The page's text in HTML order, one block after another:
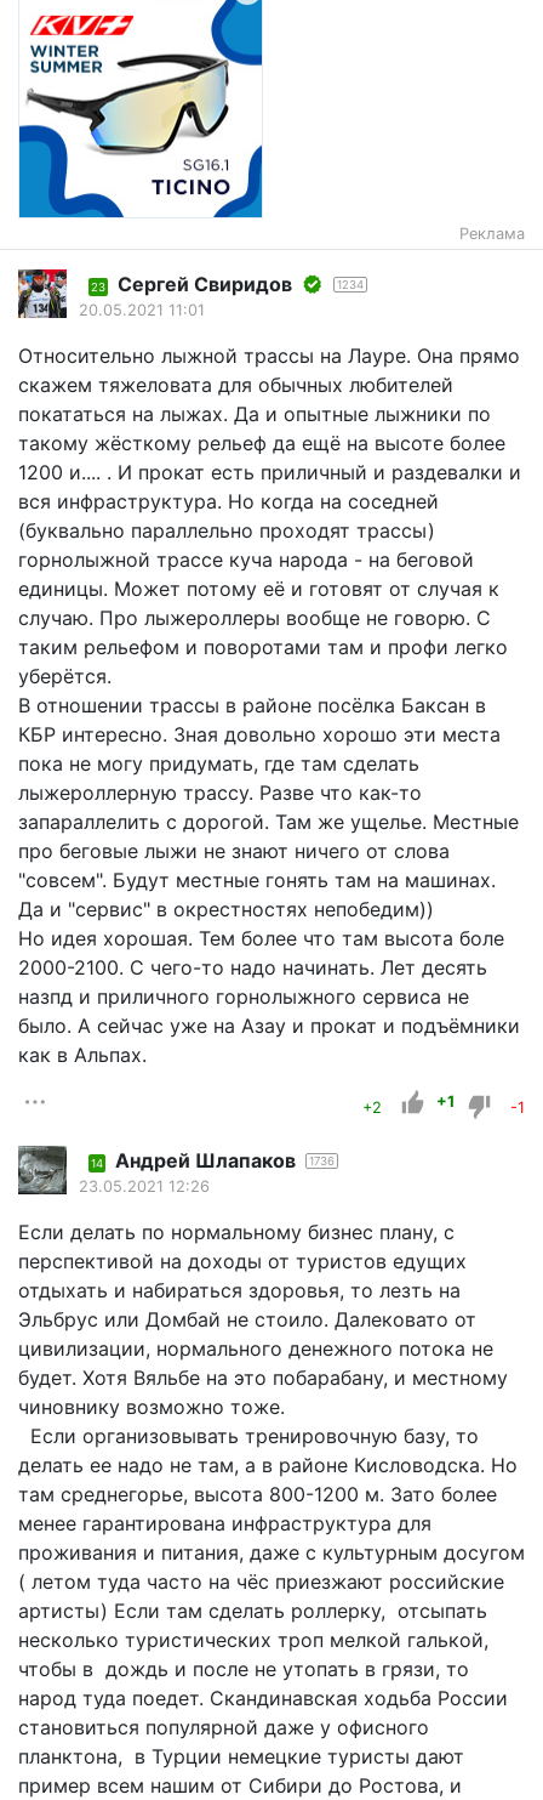
Реклама
23 Сергей Свиридов 1234
20.05.2021 11:01
Относительно лыжной трассы на Лауре. Она прямо
скажем тяжеловата для обычных любителей
покататься на лыжах. Да и опытные лыжники по
такому жёсткому рельеф да ещё на высоте более
1200 и.... . И прокат есть приличный и раздевалки и
вся инфраструктура. Но когда на соседней
(буквально параллельно проходят трассы)
горнолыжной трассе куча народа - на беговой
единицы. Может потому её и готовят от случая к
случаю. Про лыжероллеры вообще не говорю. С
таким рельефом и поворотами там и профи легко
уберётся.
В отношении трассы в районе посёлка Баксан в
КБР интересно. Зная довольно хорошо эти места
пока не могу придумать, где там сделать
лыжероллерную трассу. Разве что как-то
запараллелить с дорогой. Там же ущелье. Местные
про беговые лыжи не знают ничего от слова
"совсем". Будут местные гонять там на машинах.
Да и "сервис" в окрестностях непобедим))
Но идея хорошая. Тем более что там высота боле
2000-2100. С чего-то надо начинать. Лет десять
назпд и приличного горнолыжного сервиса не
было. А сейчас уже на Азау и прокат и подъёмники
как в Альпах.
+2 +1 -1
14 Андрей Шлапаков 1736
23.05.2021 12:26
Если делать по нормальному бизнес плану, с
перспективой на доходы от туристов едущих
отдыхать и набираться здоровья, то лезть на
Эльбрус или Домбай не стоило. Далековато от
цивилизации, нормального денежного потока не
будет. Хотя Вяльбе на это побарабану, и местному
чиновнику возможно тоже.
Если организовывать тренировочную базу, то
делать ее надо не там, а в районе Кисловодска. Но
там среднегорье, высота 800-1200 м. Зато более
менее гарантирована инфраструктура для
проживания и питания, даже с культурным досугом
( летом туда часто на чёс приезжают российские
артисты) Если там сделать роллерку, отсыпать
несколько туристических троп мелкой галькой,
чтобы в дождь и после не утопать в грязи, то
народ туда поедет. Скандинавская ходьба России
становиться популярной даже у офисного
планктона, в Турции немецкие туристы дают
пример всем нашим от Сибири до Ростова, и